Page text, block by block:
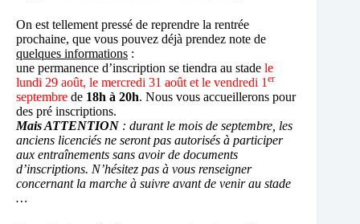
On est tellement pressé de reprendre la rentrée
prochaine, que vous pouvez déjà prendez note de
quelques informations :
une permanence d’inscription se tiendra au stade le
lundi 29 août, le mercredi 31 août et le vendredi 1 er
septembre de 18h à 20h. Nous vous accueillerons pour
des pré inscriptions.
Mais ATTENTION : durant le mois de septembre, les
anciens licenciés ne seront pas autorisés à participer
aux entraînements sans avoir de documents
d’inscriptions. N’hésitez pas à vous renseigner
concernant la marche à suivre avant de venir au stade
…